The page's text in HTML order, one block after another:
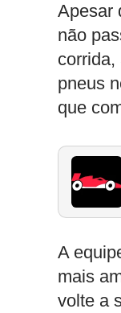
Apesar
não
corrida,
pneus
que
A
mais
volte a